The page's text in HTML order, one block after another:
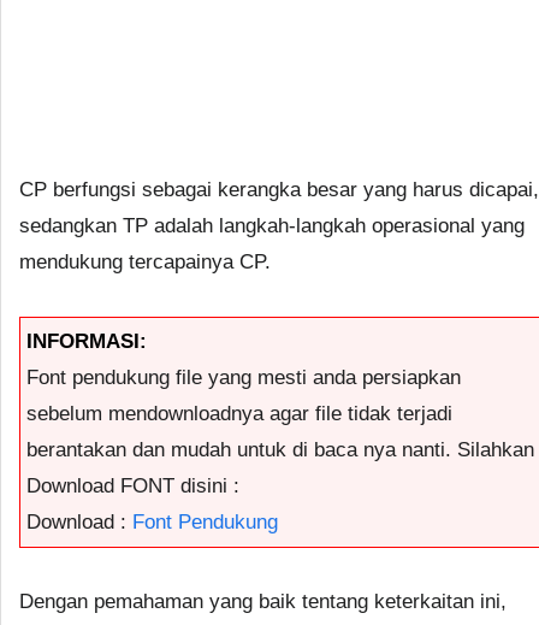
CP berfungsi sebagai kerangka besar yang harus dicapai,
sedangkan TP adalah langkah-langkah operasional yang
mendukung tercapainya CP.
INFORMASI:
Font pendukung file yang mesti anda persiapkan
sebelum mendownloadnya agar file tidak terjadi
berantakan dan mudah untuk di baca nya nanti. Silahkan
Download FONT disini :
Download : Font Pendukung
Dengan pemahaman yang baik tentang keterkaitan ini,